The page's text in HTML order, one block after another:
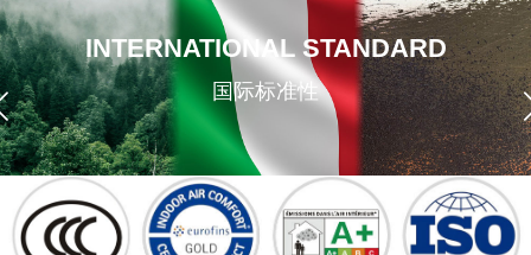
INTERNATIONAL STANDARD
国际标准性